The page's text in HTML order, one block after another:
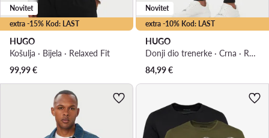
extra -15% Kod: LAST
Novitet
HUGO
Košulja · Bijela · Relaxed Fit
99,99€
extra -10% Kod: LAST
Novitet
HUGO
Donji dio trenerke · Crna · Regular Fit
84,99€